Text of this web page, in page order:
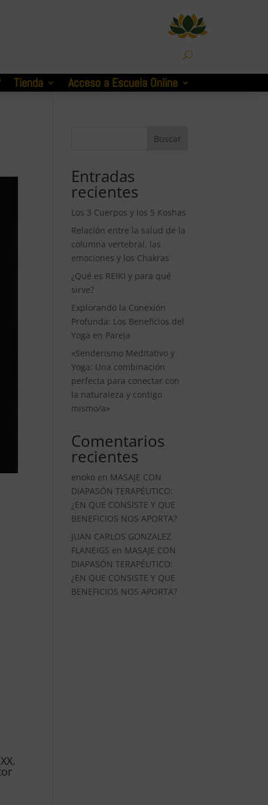
U
Tienda Acceso a Escuela Online
Buscar
Entradas
recientes
Los 3 Cuerpos y los 5 Koshas
Relación entre la salud de la
columna vertebral, las
emociones y los Chakras
¿Qué es REIKI y para qué
sirve?
Explorando la Conexión
Profunda: Los Beneficios del
Yoga en Pareja
«Senderismo Meditativo y
Yoga: Una combinación
perfecta para conectar con
la naturaleza y contigo
mismo/a»
Comentarios
recientes
enoko en MASAJE CON
DIAPASÓN TERAPÉUTICO:
¿EN QUE CONSISTE Y QUE
BENEFICIOS NOS APORTA?
JUAN CARLOS GONZALEZ
FLANEIGS en MASAJE CON
DIAPASÓN TERAPÉUTICO:
¿EN QUE CONSISTE Y QUE
BENEFICIOS NOS APORTA?